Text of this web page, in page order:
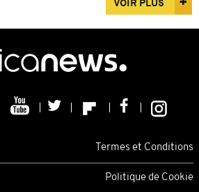
VOIR PLUS
Termes et Conditions
Politique de Cookie